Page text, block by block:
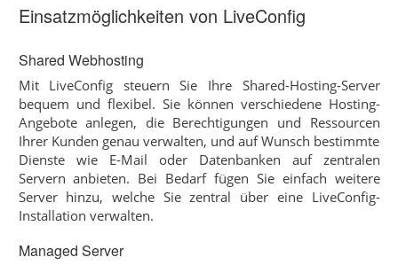
Einsatzmöglichkeiten von LiveConfig
Shared Webhosting
Mit LiveConfig steuern Sie Ihre Shared-Hosting-Server
bequem und flexibel. Sie können verschiedene Hosting-
Angebote anlegen, die Berechtigungen und Ressourcen
Ihrer Kunden genau verwalten, und auf Wunsch bestimmte
Dienste wie E-Mail oder Datenbanken auf zentralen
Servern anbieten. Bei Bedarf fügen Sie einfach weitere
Server hinzu, welche Sie zentral über eine LiveConfig-
Installation verwalten.
Managed Server